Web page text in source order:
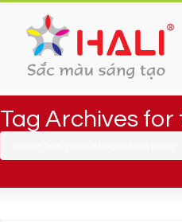
Tag Archives